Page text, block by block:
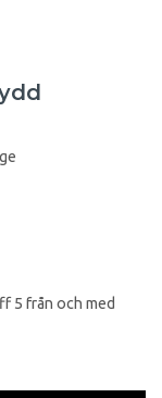
5 från och med